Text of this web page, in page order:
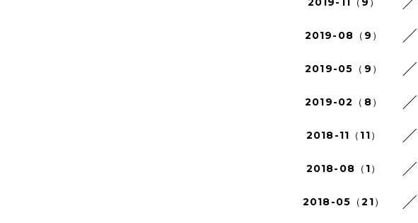
2019-08（9）
2019-05（9）
2019-02（8）
2018-11（11）
2018-08（1）
2018-05（21）